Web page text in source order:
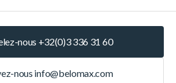
nous +32(0)3 336 31 60
nous info@belomax.com